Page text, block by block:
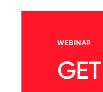
WEBINAR